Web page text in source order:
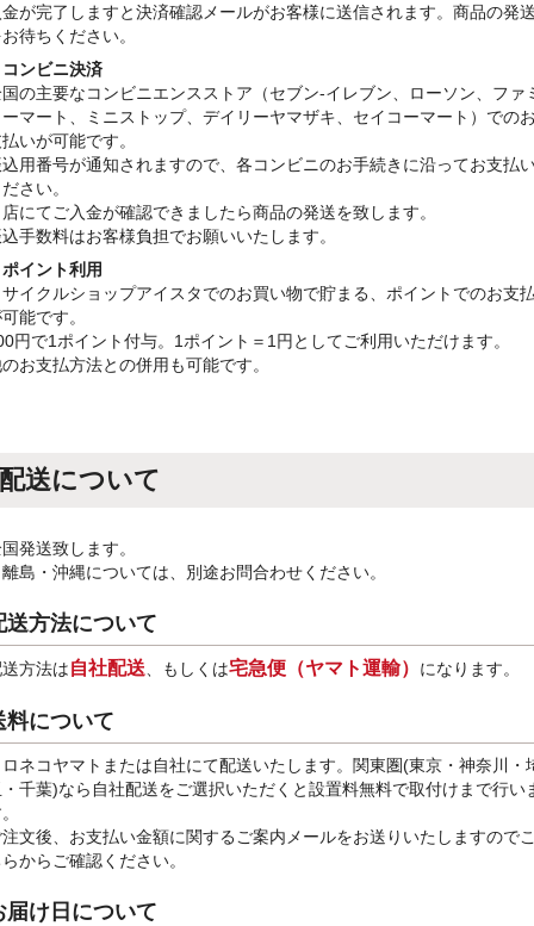
が完了しますと決済確認メールがお客様に送信されます。商品の発
待ちください。
ンビニ決済
の主要なコンビニエンスストア（セブン-イレブン、ローソン、ファ
マート、ミニストップ、デイリーヤマザキ、セイコーマート）での
いが可能です。
用番号が通知されますので、各コンビニのお手続きに沿ってお支払
さい。
にてご入金が確認できましたら商品の発送を致します。
手数料はお客様負担でお願いいたします。
イント利用
イクルショップアイスタでのお買い物で貯まる、ポイントでのお支
能です。
円で1ポイント付与。1ポイント＝1円としてご利用いただけます。
お支払方法との併用も可能です。
配送について
発送致します。
島・沖縄については、別途お問合わせください。
送方法について
方法は自社配送、もしくは宅急便（ヤマト運輸） になります。
料について
ネコヤマトまたは自社にて配送いたします。関東圏(東京・神奈川・
千葉)なら自社配送をご選択いただくと設置料無料で取付けまで行い
文後、お支払い金額に関するご案内メールをお送りいたしますので
からご確認ください。
届け日について